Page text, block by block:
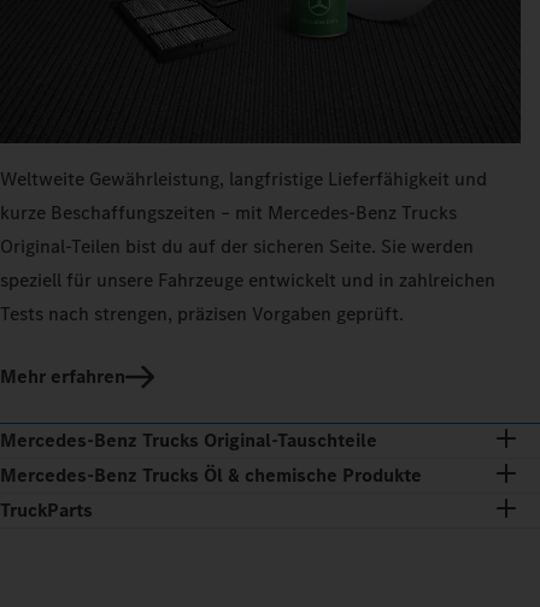
Weltweite Gewährleistung, langfristige Lieferfähigkeit und
kurze Beschaffungszeiten – mit Mercedes‑Benz Trucks
Original-Teilen bist du auf der sicheren Seite. Sie werden
speziell für unsere Fahrzeuge entwickelt und in zahlreichen
Tests nach strengen, präzisen Vorgaben geprüft.
Mehr erfahren
Mercedes‑Benz Trucks Original‑Tauschteile
Mercedes‑Benz Trucks Öl & chemische Produkte
TruckParts